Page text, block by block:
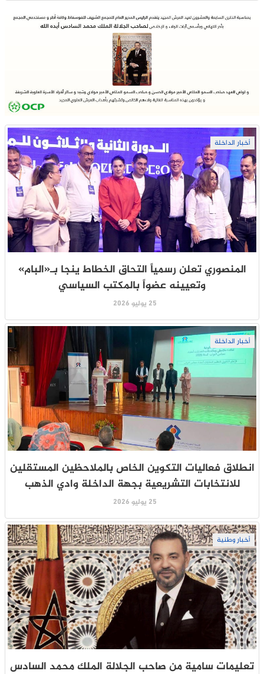
أخبار الداخلة
المنصوري تعلن رسمياً التحاق الخطاط ينجا بـ«البام»
وتعيينه عضواً بالمكتب السياسي
25 يوليو 2026
أخبار الداخلة
انطلاق فعاليات التكوين الخاص بالملاحظين المستقلين
للانتخابات التشريعية بجهة الداخلة وادي الذهب
25 يوليو 2026
أخبار وطنية
تعليمات سامية من صاحب الجلالة الملك محمد السادس